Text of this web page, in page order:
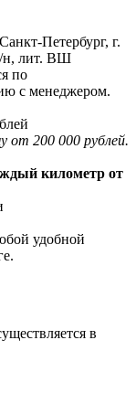
Петербург, г.
н, лит. ВШ
по
с менеджером.
от 200 000 рублей.
километр от
удобной
в